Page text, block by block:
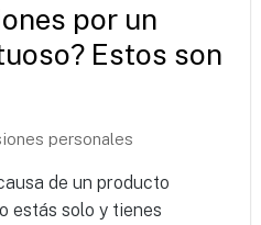
por un
Estos son
personales
de un producto
estás solo y tienes